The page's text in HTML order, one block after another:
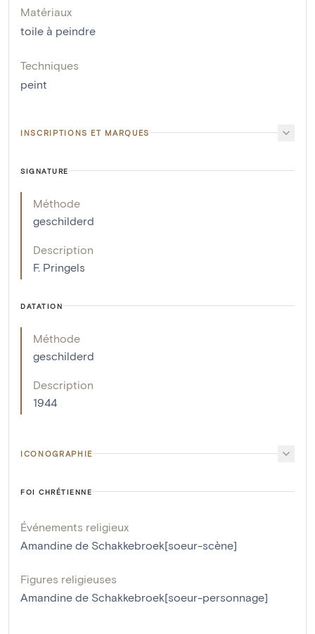
Matériaux
toile à peindre
Techniques
peint
INSCRIPTIONS ET MARQUES
SIGNATURE
Méthode
geschilderd
Description
F. Pringels
DATATION
Méthode
geschilderd
Description
1944
ICONOGRAPHIE
FOI CHRÉTIENNE
Événements religieux
Amandine de Schakkebroek[soeur-scène]
Figures religieuses
Amandine de Schakkebroek[soeur-personnage]